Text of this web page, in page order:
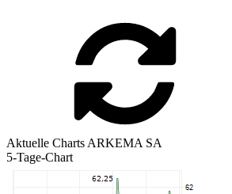
Aktuelle Charts ARKEMA SA
5-Tage-Chart